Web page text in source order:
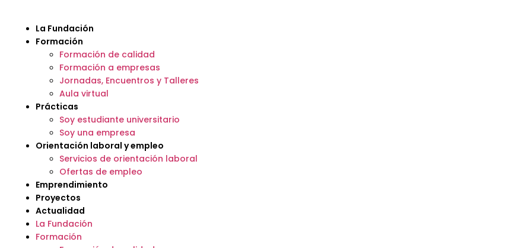
La Fundación
Formación
Formación de calidad
Formación a empresas
Jornadas, Encuentros y Talleres
Aula virtual
Prácticas
Soy estudiante universitario
Soy una empresa
Orientación laboral y empleo
Servicios de orientación laboral
Ofertas de empleo
Emprendimiento
Proyectos
Actualidad
La Fundación
Formación